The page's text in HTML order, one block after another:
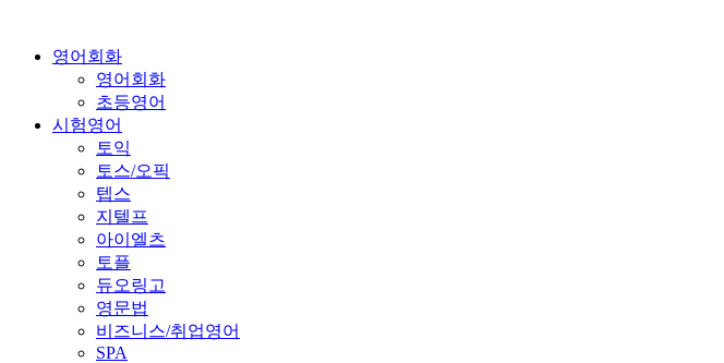
영어회화
영어회화
초등영어
시험영어
토익
토스/오픽
텝스
지텔프
아이엘츠
토플
듀오링고
영문법
비즈니스/취업영어
SPA